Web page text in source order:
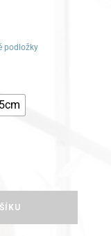
podložky